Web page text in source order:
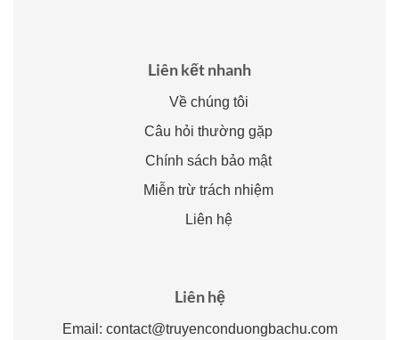
Liên kết nhanh
Về chúng tôi
Câu hỏi thường gặp
Chính sách bảo mật
Miễn trừ trách nhiệm
Liên hệ
Liên hệ
Email: contact@truyenconduongbachu.com